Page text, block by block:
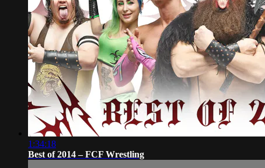
1:34:18
Best of 2014 – FCF Wrestling